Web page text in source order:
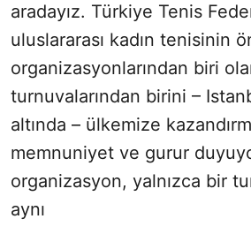
aradayız. Türkiye Tenis
uluslararası kadın tenisinin
organizasyonlarından biri
turnuvalarından birini –
altında – ülkemize
memnuniyet ve gurur
organizasyon, yalnızca bir
aynı